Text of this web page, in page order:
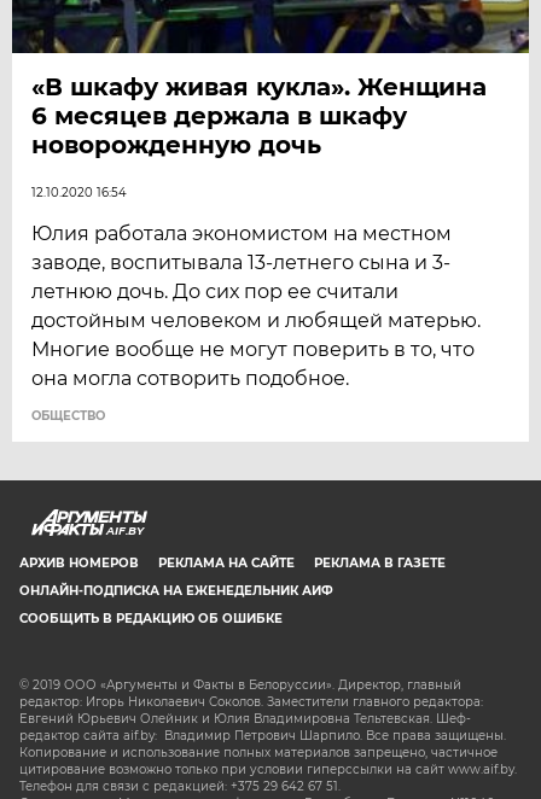
«В шкафу живая кукла». Женщина
6 месяцев держала в шкафу
новорожденную дочь
12.10.2020 16:54
Юлия работала экономистом на местном
заводе, воспитывала 13-летнего сына и 3-
летнюю дочь. До сих пор ее считали
достойным человеком и любящей матерью.
Многие вообще не могут поверить в то, что
она могла сотворить подобное.
ОБЩЕСТВО
AIF.BY
АРХИВ НОМЕРОВ РЕКЛАМА НА САЙТЕ
РЕКЛАМА В ГАЗЕТЕ
ОНЛАЙН-ПОДПИСКА НА ЕЖЕНЕДЕЛЬНИК АИФ
СООБЩИТЬ В РЕДАКЦИЮ ОБ ОШИБКЕ
© 2019 ООО «Аргументы и Факты в Белоруссии». Директор, главный
редактор: Игорь Николаевич Соколов. Заместители главного редактора:
Евгений Юрьевич Олейник и Юлия Владимировна Тельтевская. Шеф-
редактор сайта aif.by: Владимир Петрович Шарпило. Все права защищены.
Копирование и использование полных материалов запрещено, частичное
цитирование возможно только при условии гиперссылки на сайт www.aif.by.
Телефон для связи с редакцией: +375 29 642 67 51.